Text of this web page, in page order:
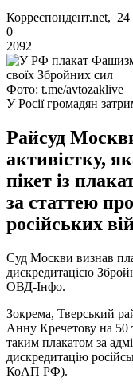
Корреспондент.net, 24
0
2092
Фото: t.me/avtozaklive
У Росії громадян
Райсуд
активістку,
пікет із
за статтею
російських
Суд Москви визнав
дискредитацією
ОВД-Інфо.
Зокрема, Тверський
Анну Кречетову на 50
таким плакатом за
дискредитацію
КоАП РФ).